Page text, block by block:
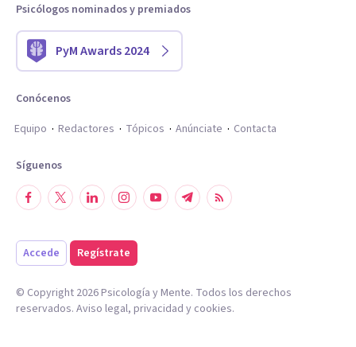
Psicólogos nominados y premiados
PyM Awards 2024
Conócenos
Equipo
Redactores Tópicos Anúnciate Contacta
Síguenos
Accede Regístrate
© Copyright 2026Psicología y Mente. Todos los derechos
reservados. Aviso legal, privacidad y cookies.